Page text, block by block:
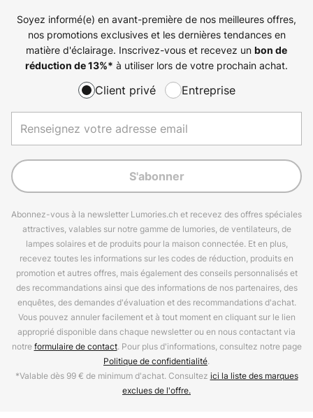
Soyez informé(e) en avant-première de nos meilleures offres,
nos promotions exclusives et les dernières tendances en
matière d'éclairage. Inscrivez-vous et recevez un bon de
réduction de13%* à utiliser lors de votre prochain achat.
Client privé Entreprise
S'abonner
Abonnez-vous à la newsletter Lumories.ch et recevez des offres spéciales
attractives, valables sur notre gamme de lumories, de ventilateurs, de
lampes solaires et de produits pour la maison connectée. Et en plus,
recevez toutes les informations sur les codes de réduction, produits en
promotion et autres offres, mais également des conseils personnalisés et
des recommandations ainsi que des informations de nos partenaires, des
enquêtes, des demandes d'évaluation et des recommandations d'achat.
Vous pouvez annuler facilement et à tout moment en cliquant sur le lien
approprié disponible dans chaque newsletter ou en nous contactant via
notreformulaire de contact. Pour plus d'informations, consultez notre page
Politique de confidentialité.
*Valable dès 99 € de minimum d'achat. Consultez ici la liste des marques
exclues de l'offre.